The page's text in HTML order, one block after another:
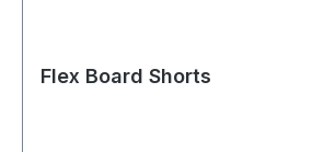
Flex Board Shorts